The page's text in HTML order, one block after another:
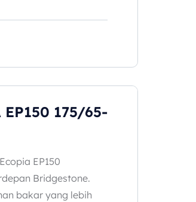
EP150 175/65-
EP150
Bridgestone.
bakar yang lebih